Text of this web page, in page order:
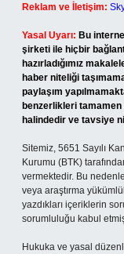
Reklam ve İletişim:
Yasal Uyarı: Bu
şirketi ile hiçbir
hazırladığımız
haber niteliği
paylaşım
benzerlikleri
halindedir ve tavsiye
Sitemiz, 5651 Sayılı
Kurumu (BTK)
vermektedir. Bu
veya araştırma
yazdıkları içeriklerin
sorumluluğu kabul etmiş
Hukuka ve yasal